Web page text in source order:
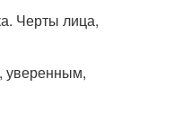
Черты лица,
уверенным,